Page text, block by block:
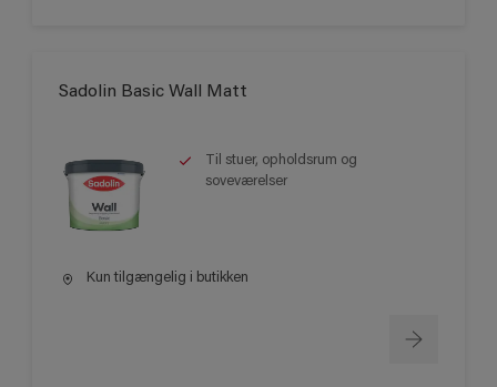
Sadolin Basic Wall Matt
Til stuer, opholdsrum og
soveværelser
Kun tilgængelig i butikken